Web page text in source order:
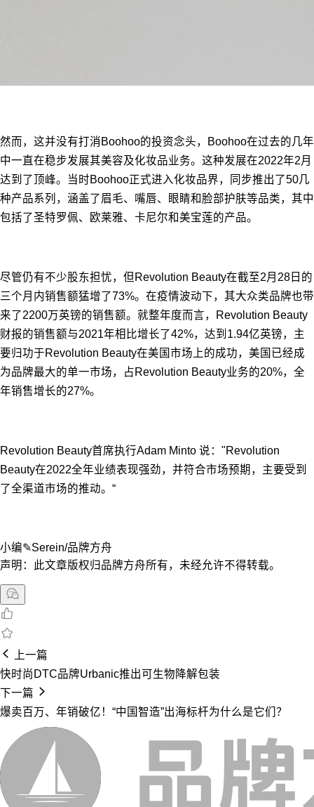
然而，这并没有打消Boohoo的投资念头，Boohoo在过去的几年
中一直在稳步发展其美容及化妆品业务。 这种发展在2022年2月
达到了顶峰。当时Boohoo正式进入化妆品界，同步推出了50几
种产品系列，涵盖了眉毛、嘴唇、眼睛和脸部护肤等品类，其中
包括了圣特罗佩、欧莱雅、卡尼尔和美宝莲的产品。
尽管仍有不少股东担忧，但Revolution Beauty在截至2月28日的
三个月内销售额猛增了73%。在疫情波动下，其大众类品牌也带
来了2200万英镑的销售额。 就整年度而言，Revolution Beauty
财报的销售额与2021年相比增长了42%，达到1.94亿英镑，主
要归功于Revolution Beauty在美国市场上的成功，美国已经成
为品牌最大的单一市场，占Revolution Beauty业务的20%，全
年销售增长的27%。
Revolution Beauty首席执行Adam Minto 说："Revolution
Beauty在2022全年业绩表现强劲，并符合市场预期，主要受到
了全渠道市场的推动。“
小编✎Serein/品牌方舟
声明：此文章版权归品牌方舟所有，未经允许不得转载。
上一篇
快时尚DTC品牌Urbanic推出可生物降解包装
下一篇
爆卖百万、年销破亿！“中国智造”出海标杆为什么是它们？